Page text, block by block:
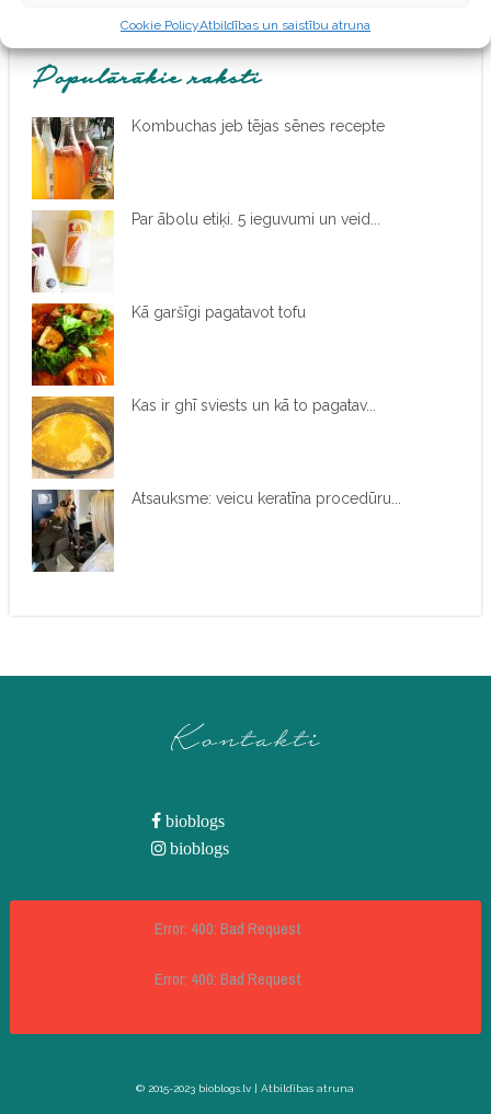
Cookie PolicyAtbildības un saistību atruna
Populārākie raksti
Kombuchas jeb tējas sēnes recepte
Par ābolu etiķi. 5 ieguvumi un veid...
Kā garšīgi pagatavot tofu
Kas ir ghī sviests un kā to pagatav...
Atsauksme: veicu keratīna procedūru...
Kontakti
bioblogs
bioblogs
Error: 400: Bad Request
Error: 400: Bad Request
© 2015-2023 bioblogs.lv |Atbildības atruna